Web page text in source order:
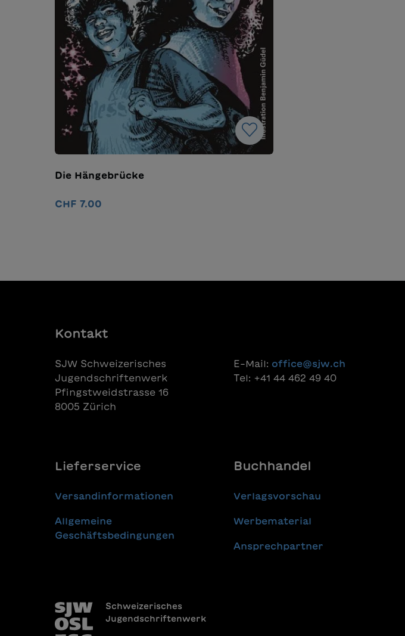
Die Hängebrücke
CHF 7.00
Kontakt
SJW Schweizerisches
Jugendschriftenwerk
Pfingstweidstrasse 16
8005 Zürich
E-Mail: office@sjw.ch
Tel: +41 44 462 49 40
Lieferservice
Versandinformationen
Allgemeine
Geschäftsbedingungen
Buchhandel
Verlagsvorschau
Werbematerial
Ansprechpartner
Schweizerisches
Jugendschriftenwerk